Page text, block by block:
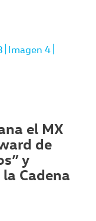
Imagen 4
el MX
de
y
Cadena